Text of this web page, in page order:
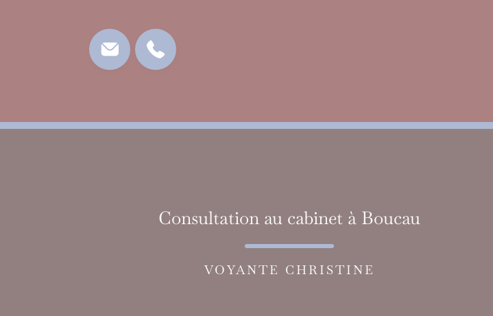
Consultation au cabinet à Boucau
VOYANTE CHRISTINE